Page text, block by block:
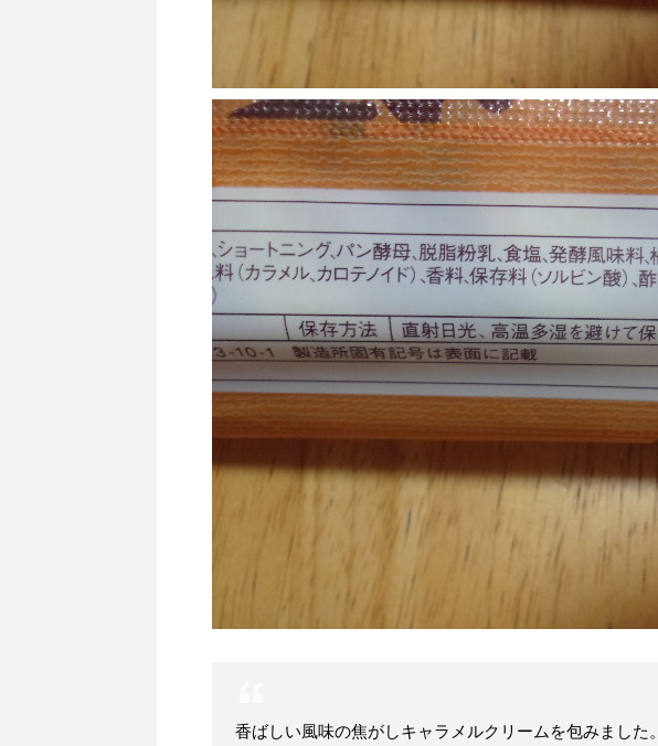
香ばしい風味の焦がしキャラメルクリームを包みました。